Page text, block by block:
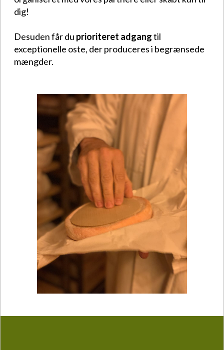
dig!
Desuden får du prioriteret adgangtil
exceptionelle oste, der produceres i begrænsede
mængder.